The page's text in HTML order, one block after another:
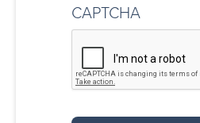
CAPTCHA